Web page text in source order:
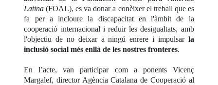
Latina (FOAL), es va donar a conèixer el treball que es
fa per a incloure la discapacitat en l'àmbit de la
cooperació internacional i reduir les desigualtats, amb
l'objectiu de no deixar a ningú enrere i impulsar la
inclusió social més enllà de les nostres fronteres.
En l’acte, van participar com a ponents Vicenç
Margalef, director Agència Catalana de Cooperació al